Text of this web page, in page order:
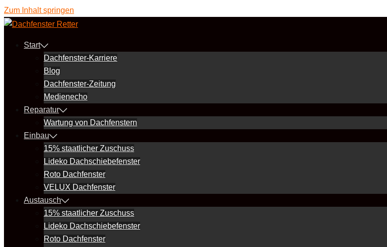
Zum Inhalt springen
Start
Dachfenster-Karriere
Blog
Dachfenster-Zeitung
Medienecho
Reparatur
Wartung von Dachfenstern
Einbau
15% staatlicher Zuschuss
Lideko Dachschiebefenster
Roto Dachfenster
VELUX Dachfenster
Austausch
15% staatlicher Zuschuss
Lideko Dachschiebefenster
Roto Dachfenster